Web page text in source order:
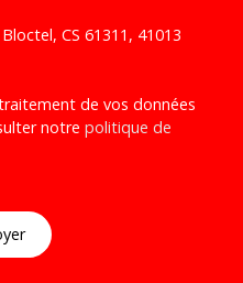
CS 61311, 41013
de vos données
notre politique de